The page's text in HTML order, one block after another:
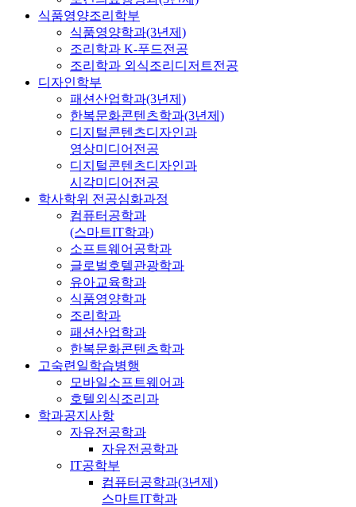
식품영양조리학부
식품영양학과(3년제)
조리학과 K-푸드전공
조리학과 외식조리디저트전공
디자인학부
패션산업학과(3년제)
한복문화콘텐츠학과(3년제)
디지털콘텐츠디자인과
영상미디어전공
디지털콘텐츠디자인과
시각미디어전공
학사학위 전공심화과정
컴퓨터공학과
(스마트IT학과)
소프트웨어공학과
글로벌호텔관광학과
유아교육학과
식품영양학과
조리학과
패션산업학과
한복문화콘텐츠학과
고숙련일학습병행
모바일소프트웨어과
호텔외식조리과
학과공지사항
자유전공학과
자유전공학과
IT공학부
컴퓨터공학과(3년제)
스마트IT학과